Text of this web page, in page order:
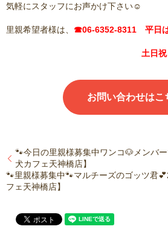
気軽にスタッフにお声かけ下さい☺️
里親希望者様は、 ☎06-6352-8311 平日
土日祝日は11時
お問い合わせはこ
🐾今日の里親様募集中ワンコ🐶メンバ
犬カフェ天神橋店】
🐾里親様募集中🐾マルチーズのゴッツ君
フェ天神橋店】